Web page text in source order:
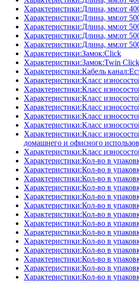
Характеристики:Длина, мм:от
Характеристики:Длина, мм:от
Характеристики:Длина, мм:от
Характеристики:Длина, мм:от
Характеристики:Длина, мм:от
Характеристики:Замок:Click
Характеристики:Замок:Twin Click
Характеристики:Кабель
Характеристики:Класс
Характеристики:Класс
Характеристики:Класс
Характеристики:Класс
Характеристики:Класс
Характеристики:Класс
Характеристики:Класс
домашнего и офисного
Характеристики:Класс
Характеристики:Кол-во в
Характеристики:Кол-во в
Характеристики:Кол-во в
Характеристики:Кол-во в
Характеристики:Кол-во в
Характеристики:Кол-во в
Характеристики:Кол-во в
Характеристики:Кол-во в
Характеристики:Кол-во в
Характеристики:Кол-во в
Характеристики:Кол-во в
Характеристики:Кол-во в
Характеристики:Кол-во в
Характеристики:Кол-во в